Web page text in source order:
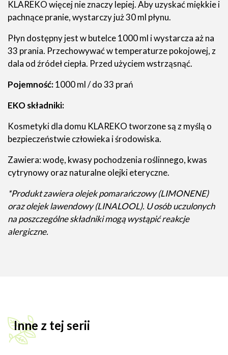
KLAREKO więcej nie znaczy lepiej. Aby uzyskać miękkie i
pachnące pranie, wystarczy już 30 ml płynu.
Płyn dostępny jest w butelce 1000 ml i wystarcza aż na
33 prania. Przechowywać w temperaturze pokojowej, z
dala od źródeł ciepła. Przed użyciem wstrząsnąć.
Pojemność:1000 ml / do 33 prań
EKO składniki:
Kosmetyki dla domu KLAREKO tworzone są z myślą o
bezpieczeństwie człowieka i środowiska.
Zawiera: wodę, kwasy pochodzenia roślinnego, kwas
cytrynowy oraz naturalne olejki eteryczne.
*Produkt zawiera olejek pomarańczowy (LIMONENE)
oraz olejek lawendowy (LINALOOL). U osób uczulonych
na poszczególne składniki mogą wystąpić reakcje
alergiczne.
Inne z tej serii